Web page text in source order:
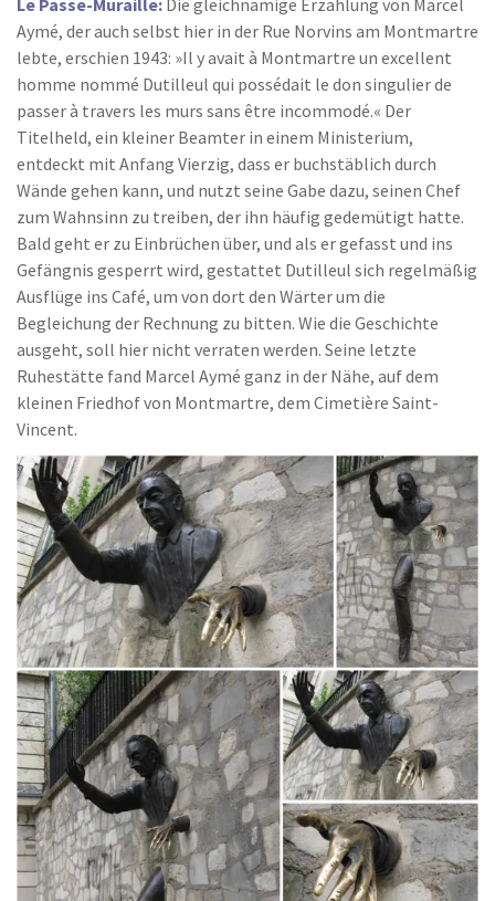
Le Passe-Muraille: Die gleichnamige Erzählung von Marcel
Aymé, der auch selbst hier in der Rue Norvins am Montmartre
lebte, erschien 1943: »Il y avait à Montmartre un excellent
homme nommé Dutilleul qui possédait le don singulier de
passer à travers les murs sans être incommodé.« Der
Titelheld, ein kleiner Beamter in einem Ministerium,
entdeckt mit Anfang Vierzig, dass er buchstäblich durch
Wände gehen kann, und nutzt seine Gabe dazu, seinen Chef
zum Wahnsinn zu treiben, der ihn häufig gedemütigt hatte.
Bald geht er zu Einbrüchen über, und als er gefasst und ins
Gefängnis gesperrt wird, gestattet Dutilleul sich regelmäßig
Ausflüge ins Café, um von dort den Wärter um die
Begleichung der Rechnung zu bitten. Wie die Geschichte
ausgeht, soll hier nicht verraten werden. Seine letzte
Ruhestätte fand Marcel Aymé ganz in der Nähe, auf dem
kleinen Friedhof von Montmartre, dem Cimetière Saint-
Vincent.